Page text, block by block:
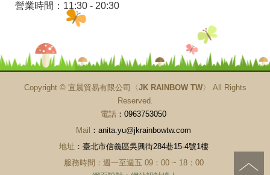
營業時間：11:30 - 20:30
Copyright © 宜晨貿易有限公司〈JK RAINBOW TW〉
All Rights
Reserved.
電話 ：0963753050
Mail ：anita.yu@jkrainbowtw.com
地址 ：臺北市信義區吳興街284巷15-4號1樓
服務時間：週一至週五 09：00 ~ 18：00